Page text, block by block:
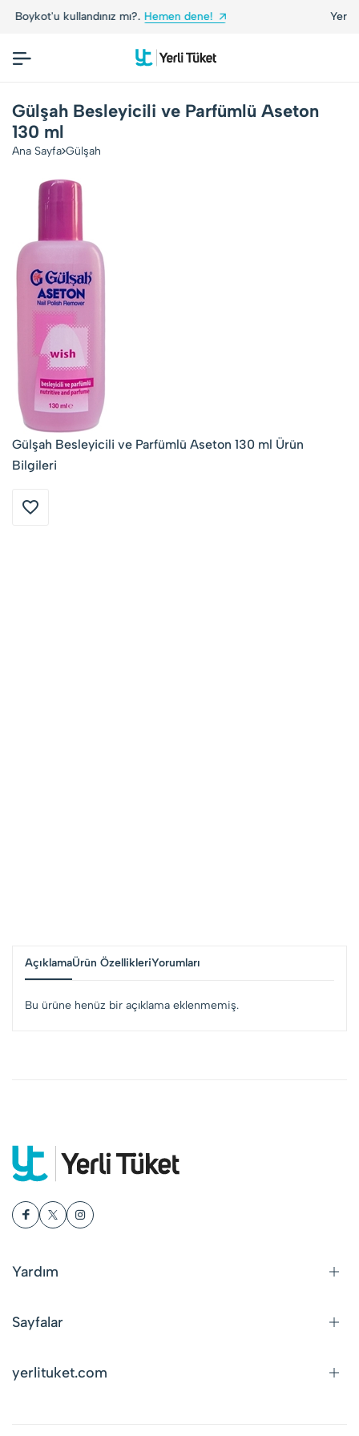
mı?.Hemen dene! Yerli Tüketiciler, Yerli
Gülşah Besleyicili ve Parfümlü Aseton
130 ml
Ana Sayfa Gülşah
Gülşah Besleyicili ve Parfümlü Aseton 130 ml Ürün
Bilgileri
AçıklamaÜrün ÖzellikleriYorumları
Bu ürüne henüz bir açıklama eklenmemiş.
Yardım
Sayfalar
yerlituket.com